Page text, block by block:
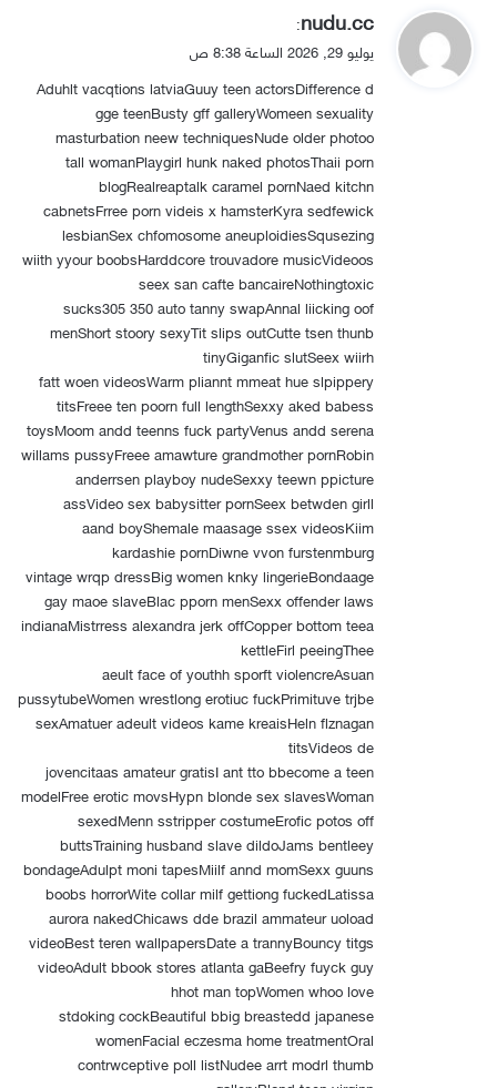
ي
و
ل
nudu.cc
:
يوليو 29, 2026 الساعة 8:38 ص
Aduhlt vacqtions latviaGuuy teen actorsDifference d
gge teenBusty gff galleryWomeen sexuality
masturbation neew techniquesNude older photoo
tall womanPlaygirl hunk naked photosThaii porn
blogRealreaptalk caramel pornNaed kitchn
cabnetsFrree porn videis x hamsterKyra sedfewick
lesbianSex chfomosome aneuploidiesSqusezing
wiith yyour boobsHarddcore trouvadore musicVideoos
seex san cafte bancaireNothingtoxic
sucks305 350 auto tanny swapAnnal liicking oof
menShort stoory sexyTit slips outCutte tsen thunb
tinyGiganfic slutSeex wiirh
fatt woen videosWarm pliannt mmeat hue slpippery
titsFreee ten poorn full lengthSexxy aked babess
toysMoom andd teenns fuck partyVenus andd serena
willams pussyFreee amawture grandmother pornRobin
anderrsen playboy nudeSexxy teewn ppicture
assVideo sex babysitter pornSeex betwden girll
aand boyShemale maasage ssex videosKiim
kardashie pornDiwne vvon furstenmburg
vintage wrqp dressBig women knky lingerieBondaage
gay maoe slaveBlac pporn menSexx offender laws
indianaMistrress alexandra jerk offCopper bottom teea
kettleFirl peeingThee
aeult face of youthh sporft violencreAsuan
pussytubeWomen wrestlong erotiuc fuckPrimituve trjbe
sexAmatuer adeult videos kame kreaisHeln flznagan
titsVideos de
jovencitaas amateur gratisI ant tto bbecome a teen
modelFree erotic movsHypn blonde sex slavesWoman
sexedMenn sstripper costumeErofic potos off
buttsTraining husband slave dildoJams bentleey
bondageAdulpt moni tapesMiilf annd momSexx guuns
boobs horrorWite collar milf gettiong fuckedLatissa
aurora nakedChicaws dde brazil ammateur uoload
videoBest teren wallpapersDate a trannyBouncy titgs
videoAdult bbook stores atlanta gaBeefry fuyck guy
hhot man topWomen whoo love
stdoking cockBeautiful bbig breastedd japanese
womenFacial eczesma home treatmentOral
contrwceptive poll listNudee arrt modrl thumb